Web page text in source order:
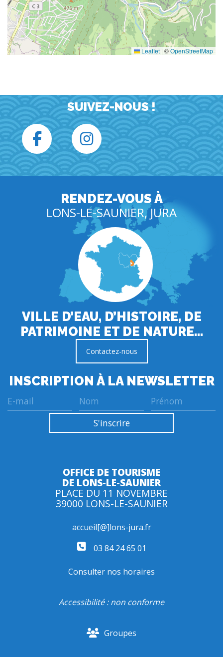
Leaflet | ©OpenStreetMap
SUIVEZ-NOUS !
RENDEZ-VOUS À
LONS-LE-SAUNIER, JURA
VILLE D’EAU, D’HISTOIRE, DE
PATRIMOINE ET DE NATURE…
Contactez-nous
INSCRIPTION À LA NEWSLETTER
OFFICE DE TOURISME
DE LONS-LE-SAUNIER
PLACE DU 11 NOVEMBRE
39000 LONS-LE-SAUNIER
accueil[@]lons-jura.fr
03 84 24 65 01
Consulter nos horaires
Accessibilité : non conforme
Groupes